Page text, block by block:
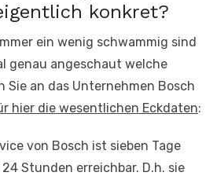
konkret?
ein wenig schwammig sind
genau angeschaut welche
Sie an das Unternehmen Bosch
hier die wesentlichen Eckdaten:
von Bosch ist sieben Tage
Stunden erreichbar. D.h. sie